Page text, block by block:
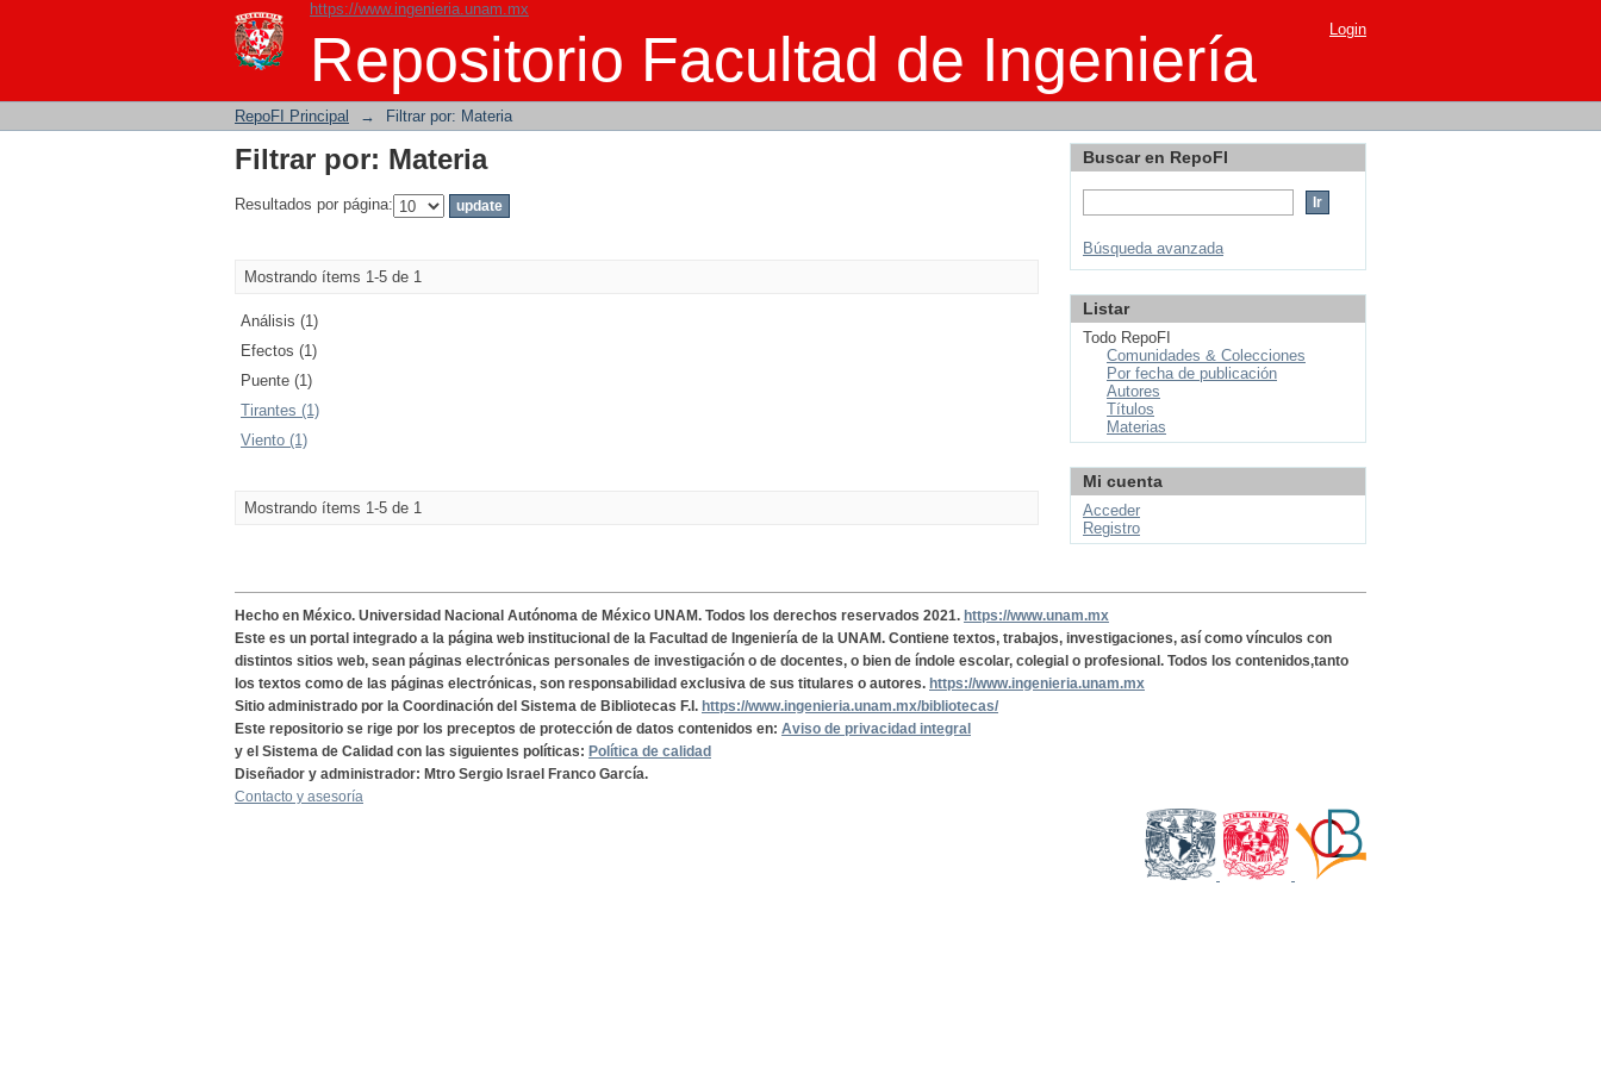
https://www.ingenieria.unam.mx
Repositorio Facultad de Ingeniería
Filtrar por: Materia Login
RepoFI Principal → Filtrar por: Materia
Filtrar por: Materia
Resultados por página:
Mostrando ítems 1-5 de 1
Análisis (1)
Efectos (1)
Puente (1)
Tirantes (1)
Viento (1)
Mostrando ítems 1-5 de 1
Buscar en RepoFI
Búsqueda avanzada
Listar
Todo RepoFI
Comunidades & Colecciones
Por fecha de publicación
Autores
Títulos
Materias
Mi cuenta
Acceder
Registro
Hecho en México. Universidad Nacional Autónoma de México UNAM. Todos los derechos reservados 2021. https://www.unam.mx
Este es un portal integrado a la página web institucional de la Facultad de Ingeniería de la UNAM. Contiene textos, trabajos, investigaciones, así como vínculos con
distintos sitios web, sean páginas electrónicas personales de investigación o de docentes, o bien de índole escolar, colegial o profesional. Todos los contenidos,tanto
los textos como de las páginas electrónicas, son responsabilidad exclusiva de sus titulares o autores. https://www.ingenieria.unam.mx
Sitio administrado por la Coordinación del Sistema de Bibliotecas F.I. https://www.ingenieria.unam.mx/bibliotecas/
Este repositorio se rige por los preceptos de protección de datos contenidos en: Aviso de privacidad integral
y el Sistema de Calidad con las siguientes políticas: Política de calidad
Diseñador y administrador: Mtro Sergio Israel Franco García.
Contacto y asesoría